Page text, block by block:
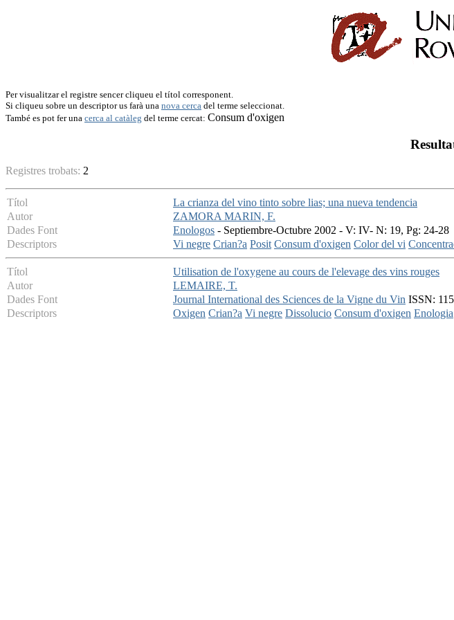
Per visualitzar el registre sencer cliqueu el títol corresponent.
Si cliqueu sobre un descriptor us farà una nova cerca del terme seleccionat.
També es pot fer una cerca al catàleg del terme cercat: Consum d'oxigen
Registres trobats: 2
Títol
La crianza del vino tinto sobre lias; una nueva tendencia
Autor
ZAMORA MARIN, F.
Dades Font
Enologos - Septiembre-Octubre 2002 - V: IV- N: 19, Pg: 24-28
Descriptors
Vi negre Crian?a Posit Consum d'oxigen Color del vi
Títol
Utilisation de l'oxygene au cours de l'elevage des vins rouges
Autor
LEMAIRE, T.
Dades Font
Journal International des Sciences de la Vigne du Vin ISSN:
Descriptors
Oxigen Crian?a Vi negre Dissolucio Consum d'oxigen Enologia